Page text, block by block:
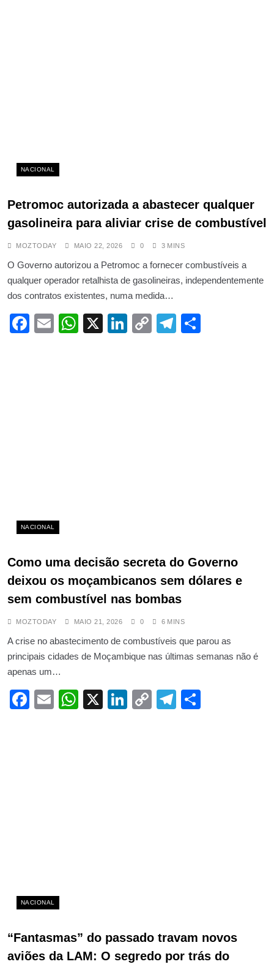
NACIONAL
Petromoc autorizada a abastecer qualquer
gasolineira para aliviar crise de combustível
MOZTODAY MAIO 22, 2026 0 3 MINS
O Governo autorizou a Petromoc a fornecer combustíveis a
qualquer operador retalhista de gasolineiras, independentemente
dos contratos existentes, numa medida…
Facebook
EmailWhatsApp
X LinkedIn
CopyTelegram
NACIONAL
Como uma decisão secreta do Governo
deixou os moçambicanos sem dólares e
sem combustível nas bombas
MOZTODAY MAIO 21, 2026 0 6 MINS
A crise no abastecimento de combustíveis que parou as
principais cidades de Moçambique nas últimas semanas não é
apenas um…
Facebook
EmailWhatsApp
X LinkedIn
CopyTelegram
NACIONAL
“Fantasmas” do passado travam novos
aviões da LAM: O segredo por trás do